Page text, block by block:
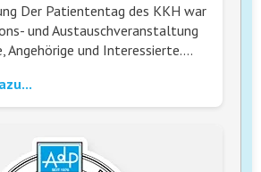
Der Patiententag des KKH war
und Austauschveranstaltung
und Interessierte.…